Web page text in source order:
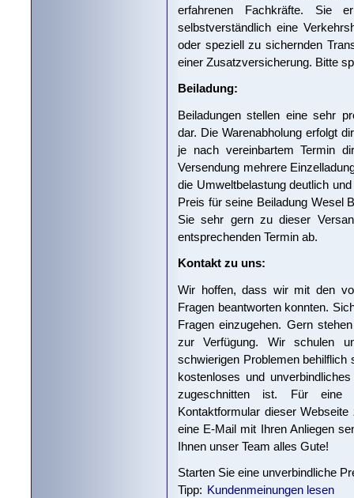
erfahrenen Fachkräfte. Sie
selbstverständlich eine
oder speziell zu sichernden
einer Zusatzversicherung. Bitte
Beiladung:
Beiladungen stellen eine sehr
dar. Die Warenabholung erfolgt
je nach vereinbartem Termin
Versendung mehrere
die Umweltbelastung deutlich
Preis für seine Beiladung Wesel
Sie sehr gern zu dieser
entsprechenden Termin ab.
Kontakt zu uns:
Wir hoffen, dass wir mit den
Fragen beantworten konnten.
Fragen einzugehen. Gern
zur Verfügung. Wir schulen
schwierigen Problemen behilflich
kostenloses und
zugeschnitten ist. Für eine
Kontaktformular dieser
eine E-Mail mit Ihren Anliegen
Ihnen unser Team alles Gute!
Starten Sie eine unverbindliche
Tipp: Kundenmeinungen lesen